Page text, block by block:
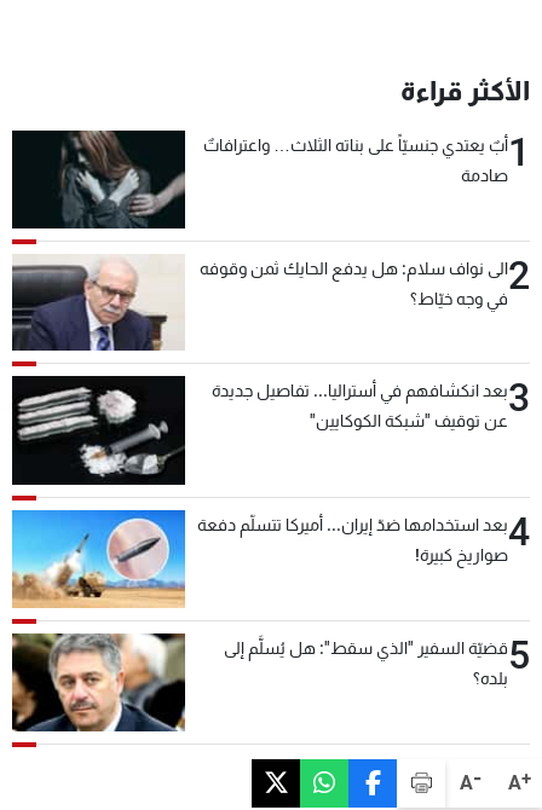
A+
A-
الأكثر قراءة
1أبٌ يعتدي جنسيّاً على بناته الثلاث… واعترافاتٌ
صادمة
2الى نواف سلام: هل يدفع الحايك ثمن وقوفه
في وجه خيّاط؟
3بعد انكشافهم في أستراليا... تفاصيل جديدة
عن توقيف "شبكة الكوكايين"
4بعد استخدامها ضدّ إيران... أميركا تتسلّم دفعة
صواريخ كبيرة!
5قضيّة السفير "الذي سقط": هل يُسلَّم إلى
بلده؟